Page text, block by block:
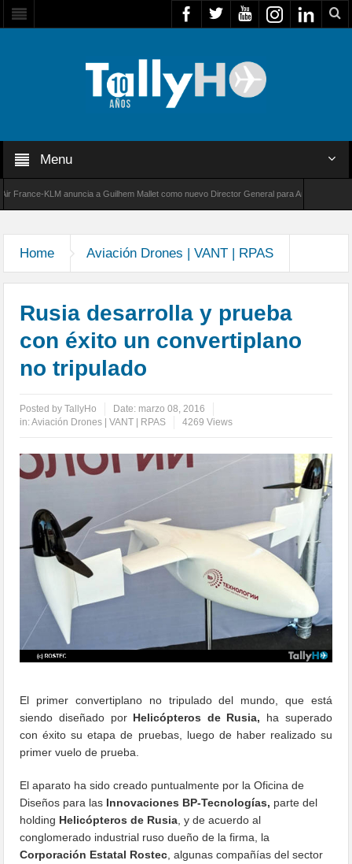
Menu
KLM anuncia a Guilhem Mallet como nuevo Director General para América Latina
Home Aviación Drones | VANT | RPAS
Rusia desarrolla y prueba
con éxito un convertiplano
no tripulado
Posted byTallyHo Date: marzo 08, 2016
in:Aviación Drones | VANT | RPAS 4269 Views
El primer convertiplano no tripulado del mundo, que está
siendo diseñado por Helicópteros de Rusia, ha superado
con éxito su etapa de pruebas, luego de haber realizado su
primer vuelo de prueba.
El aparato ha sido creado puntualmente por la Oficina de
Diseños para las Innovaciones BP-Tecnologías, parte del
holding Helicópteros de Rusia , y de acuerdo al
conglomerado industrial ruso dueño de la firma, la
Corporación Estatal Rostec , algunas compañías del sector